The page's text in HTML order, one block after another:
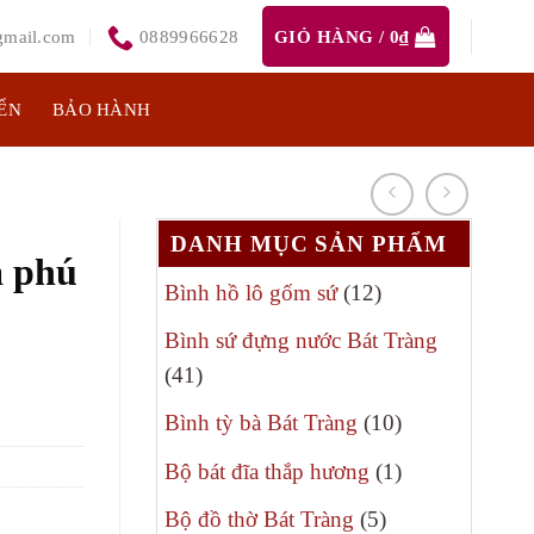
0889966628 GIỎ HÀNG / 0₫
BẢO HÀNH
DANH MỤC SẢN PHẨM
Bình hồ lô gốm sứ 1212
Bình sứ đựng nước Bát Tràng
4141
sản
phẩm
Bình tỳ bà Bát Tràng 1010
phẩm
Bộ bát đĩa thắp hương 11
Bộ đồ thờ Bát Tràng 55
phú